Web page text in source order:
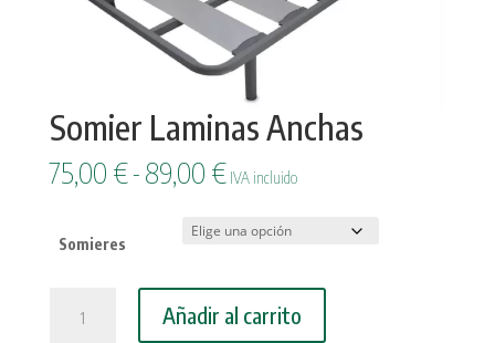
Somier Laminas Anchas
75,00 €-89,00 €Rango
de
precios:
desde
hasta
89,00 €
IVA incluido
Somieres
Laminas
Añadir al carrito